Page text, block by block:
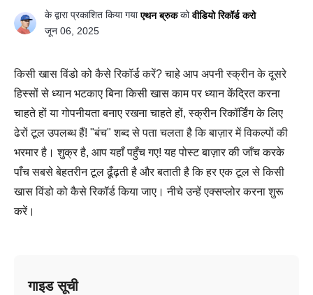
के द्वारा प्रकाशित किया गयाएथन ब्रुककोवीडियो रिकॉर्ड करो
जून 06, 2025
किसी खास विंडो को कैसे रिकॉर्ड करें? चाहे आप अपनी स्क्रीन के दूसरे
हिस्सों से ध्यान भटकाए बिना किसी खास काम पर ध्यान केंद्रित करना
चाहते हों या गोपनीयता बनाए रखना चाहते हों, स्क्रीन रिकॉर्डिंग के लिए
ढेरों टूल उपलब्ध हैं! "बंच" शब्द से पता चलता है कि बाज़ार में विकल्पों की
भरमार है। शुक्र है, आप यहाँ पहुँच गए! यह पोस्ट बाज़ार की जाँच करके
पाँच सबसे बेहतरीन टूल ढूँढ़ती है और बताती है कि हर एक टूल से किसी
खास विंडो को कैसे रिकॉर्ड किया जाए। नीचे उन्हें एक्सप्लोर करना शुरू
करें।
गाइड सूची